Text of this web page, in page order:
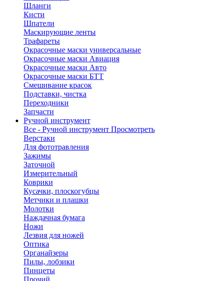
Шланги
Кисти
Шпатели
Маскирующие ленты
Трафареты
Окрасочные маски универсальные
Окрасочные маски Авиация
Окрасочные маски Авто
Окрасочные маски БТТ
Смешивание красок
Подставки, чистка
Переходники
Запчасти
Ручной инструмент
Все - Ручной инструмент Просмотреть
Верстаки
Для фототравления
Зажимы
Заточной
Измерительный
Коврики
Кусачки, плоскогубцы
Метчики и плашки
Молотки
Наждачная бумага
Ножи
Лезвия для ножей
Оптика
Органайзеры
Пилы, лобзики
Пинцеты
Прочий